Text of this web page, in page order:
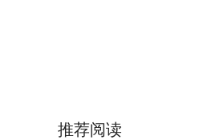
推荐阅读